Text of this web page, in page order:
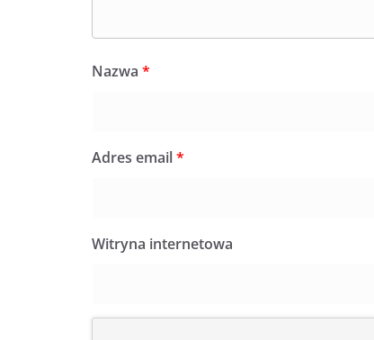
Nazwa *
Adres email*
Witryna internetowa